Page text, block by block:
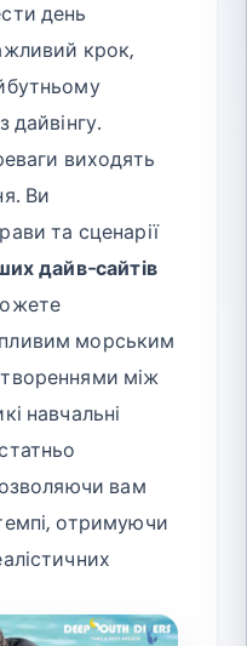
день
крок,
дайвінгу.
виходять
Ви
та сценарії
дайв-сайтів
морським
між
навчальні
вам
отримуючи